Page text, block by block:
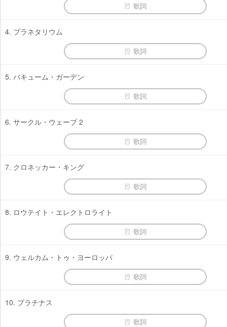
歌詞
4. プラネタリウム
歌詞
5. バキューム・ガーデン
歌詞
6. サークル・ウェーブ 2
歌詞
7. クロネッカー・キング
歌詞
8. ロウテイト・エレクトロライト
歌詞
9. ウェルカム・トゥ・ヨーロッパ
歌詞
10. プラチナス
歌詞